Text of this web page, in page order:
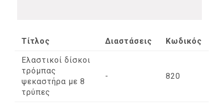
Τίτλος Διαστάσεις Κωδικός
Ελαστικοί δίσκοι
τρόμπας
ψεκαστήρα με 8
τρύπες
- 820